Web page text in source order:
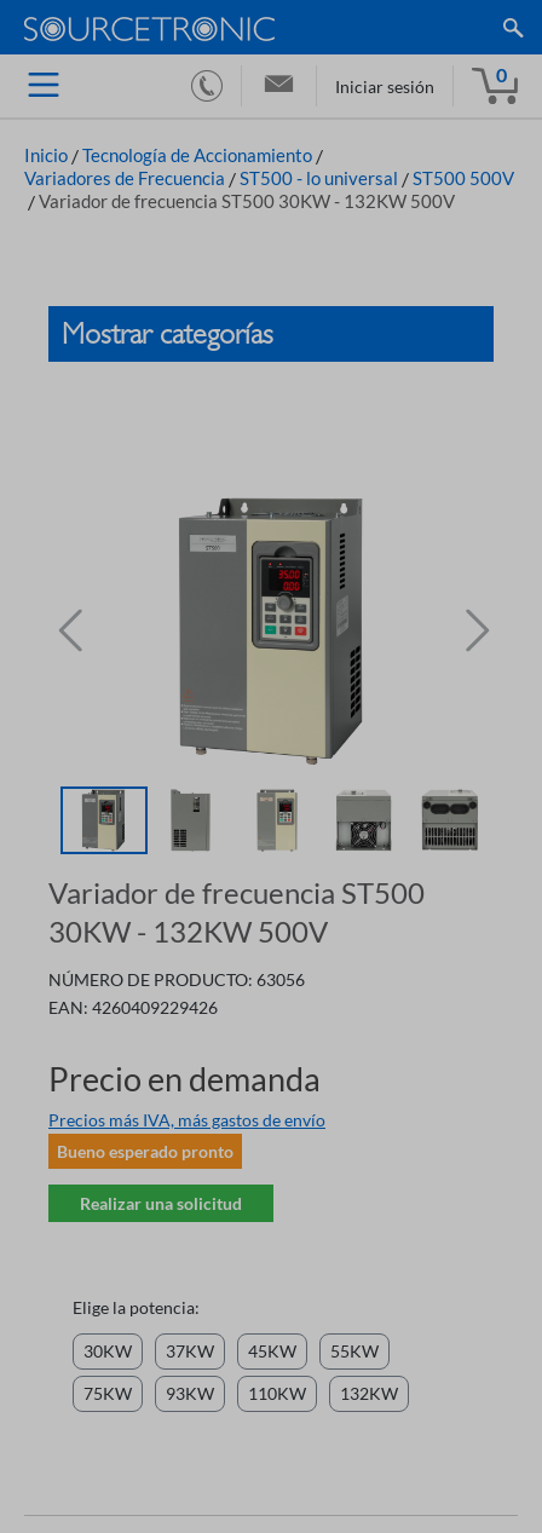
Iniciar sesión
0
Inicio /Tecnología de Accionamiento /
Variadores de Frecuencia /ST500 - lo universal /ST500 500V
/Variador de frecuencia ST500 30KW - 132KW 500V
Mostrar categorías
Variador de frecuencia ST500
30KW - 132KW 500V
NÚMERO DE PRODUCTO: 63056
EAN: 4260409229426
Precio en demanda
Precios más IVA, más gastos de envío
Bueno esperado pronto
Realizar una solicitud
Elige la potencia:
30KW 37KW 45KW 55KW
75KW 93KW 110KW 132KW